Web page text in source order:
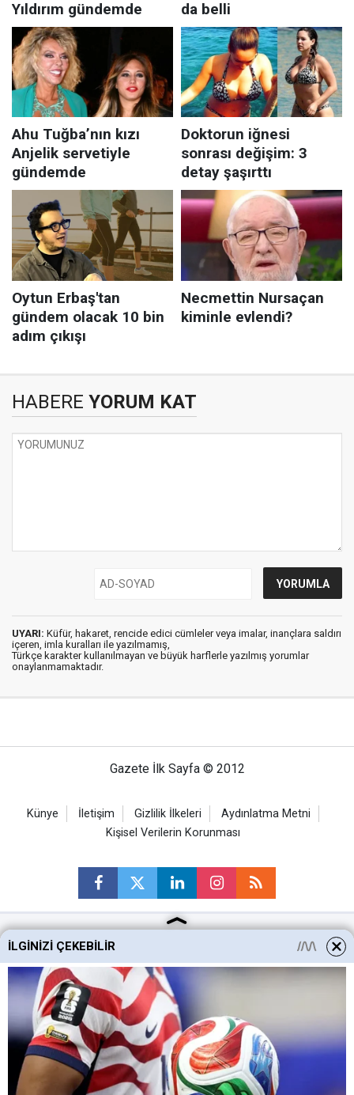
HABERE YORUM KAT
UYARI: Küfür, hakaret, rencide edici cümleler veya imalar, inançlara saldırı
içeren, imla kuralları ile yazılmamış,
Türkçe karakter kullanılmayan ve büyük harflerle yazılmış yorumlar
onaylanmamaktadır.
Gazete İlk Sayfa © 2012
Künye İletişim Gizlilik İlkeleri
Aydınlatma Metni
Kişisel Verilerin Korunması
Ankara Haberleri
Keçiören Haberleri
Altındağ Haberleri
Sincan Haberleri
Mamak Haberleri
İLGINIZI ÇEKEBILIR